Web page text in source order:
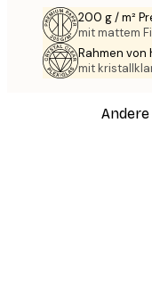
200 g / m²
mit mattem
Rahmen
mit